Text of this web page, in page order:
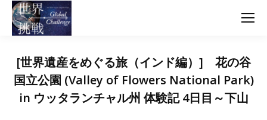
[世界遺産をめぐる旅（インド編）] 花の谷
国立公園 (Valley of Flowers National Park)
in ウッタランチャル州 体験記 4日目～下山